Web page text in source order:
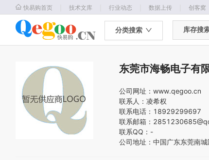
快易购首页 技术文库 行业动态 数据上传 创客窝
分类搜索 库存搜
东莞市海畅电子有
公司网址：www.qegoo.cn
联系人：凌希权
联系电话： 18929299697
联系邮箱：
联系QQ： -
公司地址：中国广东东莞南